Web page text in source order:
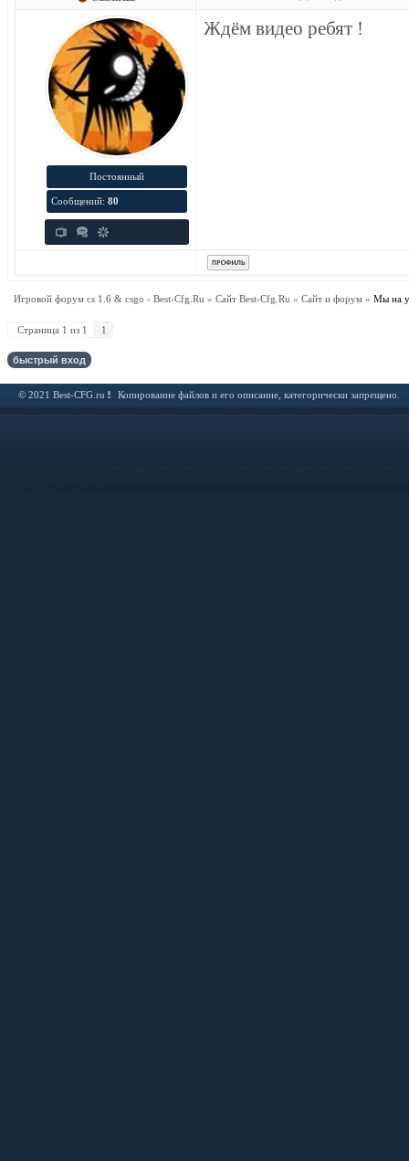
Постоянный
Сообщений: 80
Ждём видео ребят !
Игровой форум cs 1.6 & csgo - Best-Cfg.Ru » Сайт Best-Cfg.Ru » Сайт и форум » Мы на
Страница 1 из 1 1
© 2021 Best-CFG.ru Копирование файлов и его описание, категорически запрещено.